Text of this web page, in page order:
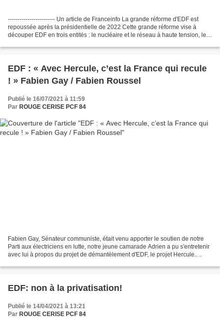
------------------------ Un article de Franceinfo La grande réforme d'EDF est
repoussée après la présidentielle de 2022 Cette grande réforme vise à
découper EDF en trois entités : le nucléaire et le réseau à haute tension, les
EDF : « Avec Hercule, c’est la France qui recule
! » Fabien Gay / Fabien Roussel
Publié le 16/07/2021 à 11:59
Par ROUGE CERISE PCF 84
Fabien Gay, Sénateur communiste, était venu apporter le soutien de notre
Parti aux électriciens en lutte, notre jeune camarade Adrien a pu s'entretenir
avec lui à propos du projet de démantèlement d'EDF, le projet Hercule.
EDF: non à la privatisation!
Publié le 14/04/2021 à 13:21
Par ROUGE CERISE PCF 84